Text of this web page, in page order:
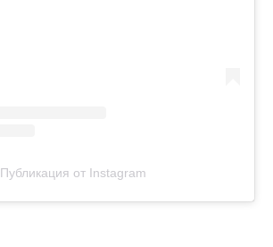
Публикация от Instagram